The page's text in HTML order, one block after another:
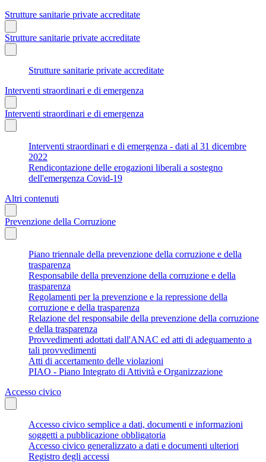
Strutture sanitarie private accreditate
Strutture sanitarie private accreditate
Strutture sanitarie private accreditate
Interventi straordinari e di emergenza
Interventi straordinari e di emergenza
Interventi straordinari e di emergenza - dati al 31 dicembre
2022
Rendicontazione delle erogazioni liberali a sostegno
dell'emergenza Covid-19
Altri contenuti
Prevenzione della Corruzione
Piano triennale della prevenzione della corruzione e della
trasparenza
Responsabile della prevenzione della corruzione e della
trasparenza
Regolamenti per la prevenzione e la repressione della
corruzione e della trasparenza
Relazione del responsabile della prevenzione della corruzione
e della trasparenza
Provvedimenti adottati dall'ANAC ed atti di adeguamento a
tali provvedimenti
Atti di accertamento delle violazioni
PIAO - Piano Integrato di Attività e Organizzazione
Accesso civico
Accesso civico semplice a dati, documenti e informazioni
soggetti a pubblicazione obbligatoria
Accesso civico generalizzato a dati e documenti ulteriori
Registro degli accessi